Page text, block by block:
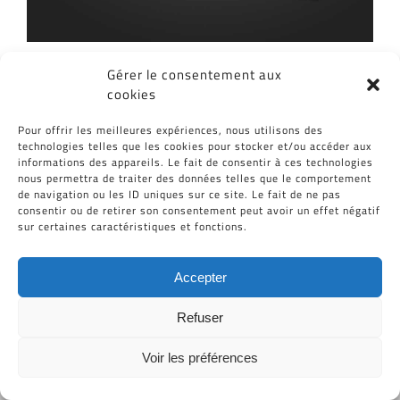
Gérer le consentement aux
cookies
Pour offrir les meilleures expériences, nous utilisons des
technologies telles que les cookies pour stocker et/ou accéder aux
informations des appareils. Le fait de consentir à ces technologies
nous permettra de traiter des données telles que le comportement
de navigation ou les ID uniques sur ce site. Le fait de ne pas
consentir ou de retirer son consentement peut avoir un effet négatif
sur certaines caractéristiques et fonctions.
Accepter
Refuser
Voir les préférences
Suspende Phara Urna
Création de site : Grafibox.fr